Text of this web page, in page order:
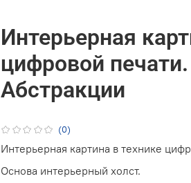
(0)
Интерьерная
цифровой
Абстракции
Интерьерная картина в технике
Основа интерьерный холст.